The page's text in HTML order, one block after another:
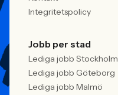
Integritetspolicy
Jobb per stad
Lediga jobb Stockholm
Lediga jobb Göteborg
Lediga jobb Malmö